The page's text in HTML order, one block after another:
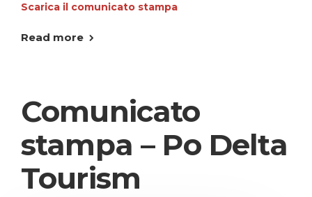
Scarica il comunicato stampa
Read more
Comunicato
stampa – Po Delta
Tourism